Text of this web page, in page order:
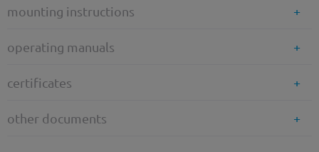
mounting instructions
operating manuals
certificates
other documents